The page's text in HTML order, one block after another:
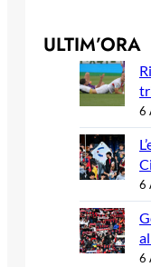
ULTIM’ORA
6
6
6